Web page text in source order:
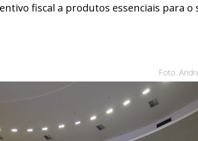
fiscal a produtos essenciais para
Foto: